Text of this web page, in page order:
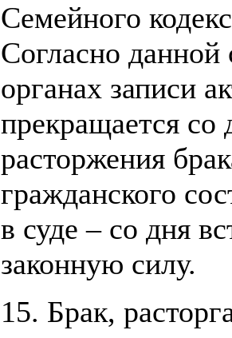
Семейного
Согласно данной
органах записи
прекращается со
расторжения
гражданского
в суде – со дня
законную силу.
15. Брак,